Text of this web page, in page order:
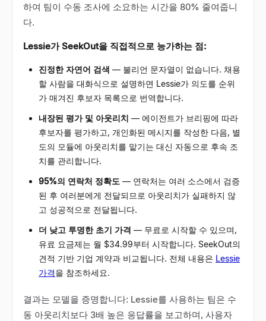
하여 팀이 수동 조사에 소요하는 시간을 80% 줄여줍니
다.
Lessie가 SeekOut을 직접적으로 능가하는 점:
진정한 자연어 검색 — 불리언 문자열이 없습니다. 채용
할 사람을 대화식으로 설명하면 Lessie가 의도를 순위
가 매겨진 후보자 목록으로 번역합니다.
내장된 평가 및 아웃리치 — 에이전트가 브리핑에 따라
후보자를 평가하고, 개인화된 메시지를 작성한 다음, 별
도의 모듈에 아웃리치를 맡기는 대신 자동으로 후속 조
치를 관리합니다.
95%의 연락처 정확도 — 연락처는 여러 소스에서 검증
된 후 여러분에게 전달되므로 아웃리치가 실패하지 않
고 성공적으로 전달됩니다.
더 낮고 투명한 초기 가격 — 무료로 시작할 수 있으며,
유료 요금제는 월 $34.99부터 시작합니다. SeekOut의
견적 기반 기업 계약과 비교됩니다. 전체 내용은 Lessie
가격을 참조하세요.
결과는 모델을 증명합니다: Lessie를 사용하는 팀은 수
동 아웃리치보다 3배 높은 응답률을 보고하며, 사용자